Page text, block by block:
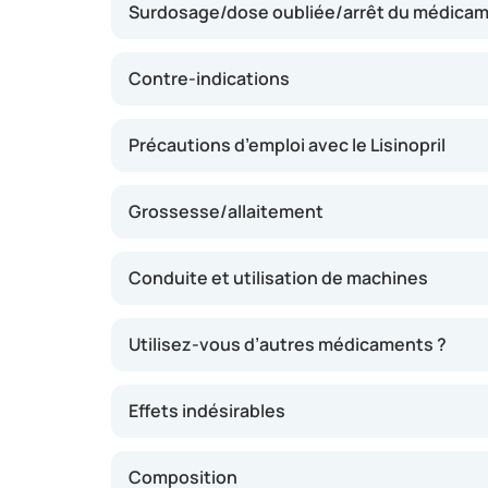
Le cœur doit alors fournir moins d’efforts, ce
protéger la fonction rénale, en particulier
Surdosage/dose oubliée/arrêt du
Contre-indications
Précautions d’emploi avec le Lisinopril
Grossesse/allaitement
Conduite et utilisation de machines
Utilisez-vous d’autres médicaments ?
Effets indésirables
Composition